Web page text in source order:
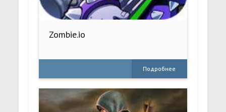
Zombie.io
Подробнее